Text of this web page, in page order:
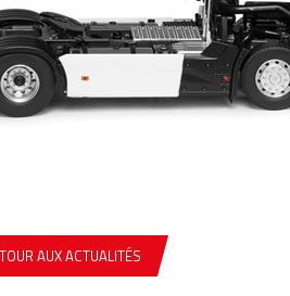
AUX ACTUALITÉS